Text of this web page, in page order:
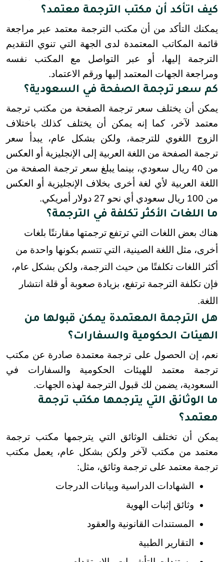
كيف اتأكد أن مكتب الترجمة معتمد؟
ومراجعة الجهات المعتمد إليها ورقم الاعتماد.
كم سعر ترجمة الصفحة في السعودية؟
من 100 ريال سعودي أي نحو 27 دولار أمريكي.
ما اللغات الأكثر تكلفة في الترجمة؟
هناك بعض اللغات التي ترتفع ترجمتها مقارنتًا بلغات
أخرى، مثل اللغة الصينية، التي تتسم بكونها واحدة من
أكثر اللغات تكلفتًا من حيث الترجمة، ولكن بشكل عام،
فإن تكلفة الترجمة ترتفع، بزيادة صعوبة أو قلة انتشار
اللغة.
هل الترجمة المعتمدة يمكن قبولها من
الهيئات الحكومية والسفارات؟
السعودية، يضمن لك قبول الترجمة لهذه الجهات.
ما الوثائق التي يترجمها مكتب ترجمة
معتمد؟
ترجمة معتمد على ترجمة وثائق، مثل:
الشهادات الدراسية وبيانات الدرجات
وثائق إثبات الهوية
المستندات القانونية والعقود
التقارير الطبية